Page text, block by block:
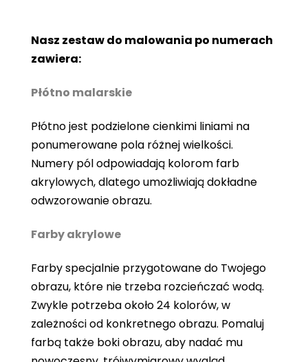
Nasz zestaw do malowania po numerach
zawiera:
Płótno malarskie
Płótno jest podzielone cienkimi liniami na
ponumerowane pola różnej wielkości.
Numery pól odpowiadają kolorom farb
akrylowych, dlatego umożliwiają dokładne
odwzorowanie obrazu.
Farby akrylowe
Farby specjalnie przygotowane do Twojego
obrazu, które nie trzeba rozcieńczać wodą.
Zwykle potrzeba około 24 kolorów, w
zależności od konkretnego obrazu. Pomaluj
farbą także boki obrazu, aby nadać mu